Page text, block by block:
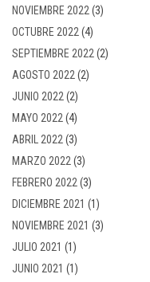
NOVIEMBRE 2022 (3)
OCTUBRE 2022 (4)
SEPTIEMBRE 2022 (2)
AGOSTO 2022 (2)
JUNIO 2022 (2)
MAYO 2022 (4)
ABRIL 2022 (3)
MARZO 2022 (3)
FEBRERO 2022 (3)
DICIEMBRE 2021 (1)
NOVIEMBRE 2021 (3)
JULIO 2021 (1)
JUNIO 2021 (1)